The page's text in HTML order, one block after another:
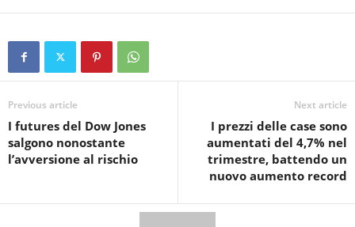
Previous article
I futures del Dow Jones
salgono nonostante
l’avversione al rischio
Next article
I prezzi delle case sono
aumentati del 4,7% nel
trimestre, battendo un
nuovo aumento record